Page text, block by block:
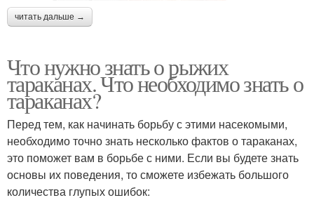
читать дальше →
Что нужно знать о рыжих
тараканах. Что необходимо знать о
тараканах?
Перед тем, как начинать борьбу с этими насекомыми,
необходимо точно знать несколько фактов о тараканах,
это поможет вам в борьбе с ними. Если вы будете знать
основы их поведения, то сможете избежать большого
количества глупых ошибок: